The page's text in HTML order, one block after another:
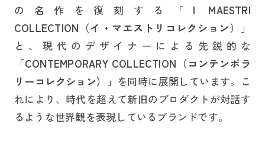
の名作を復刻する「 I MAESTRI
COLLECTION（イ・マエストリコレクション）
」
と、現代のデザイナーによる先鋭的な
「CONTEMPORARY COLLECTION（コンテンポラ
リーコレクション）
」を同時に展開しています。こ
れにより、時代を超えて新旧のプロダクトが対話す
るような世界観を表現しているブランドです。